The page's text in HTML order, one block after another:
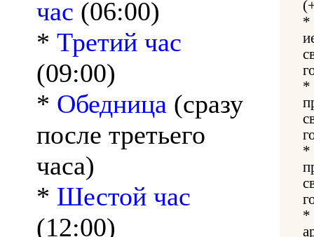
час (06:00)
* Третий час
(09:00)
* Обедница (сразу
после третьего
часа)
* Шестой час
(12:00)
*
*
*
*